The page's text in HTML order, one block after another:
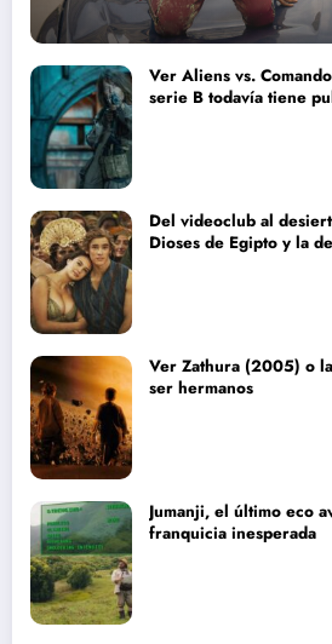
Ver Aliens vs.
serie B todavía tiene
Del videoclub al
Dioses de Egipto y la
Ver Zathura (2005) o
ser hermanos
Jumanji, el último eco
franquicia inesperada